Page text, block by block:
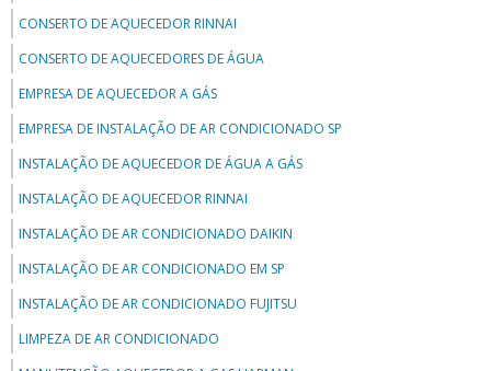
CONSERTO DE AQUECEDOR RINNAI
CONSERTO DE AQUECEDORES DE ÁGUA
EMPRESA DE AQUECEDOR A GÁS
EMPRESA DE INSTALAÇÃO DE AR CONDICIONADO SP
INSTALAÇÃO DE AQUECEDOR DE ÁGUA A GÁS
INSTALAÇÃO DE AQUECEDOR RINNAI
INSTALAÇÃO DE AR CONDICIONADO DAIKIN
INSTALAÇÃO DE AR CONDICIONADO EM SP
INSTALAÇÃO DE AR CONDICIONADO FUJITSU
LIMPEZA DE AR CONDICIONADO